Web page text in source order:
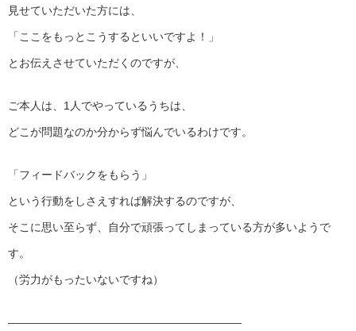
見せていただいた方には、
「ここをもっとこうするといいですよ！」
とお伝えさせていただくのですが、
ご本人は、1人でやっているうちは、
どこが問題なのか分からず悩んでいるわけです。
「フィードバックをもらう」
という行動をしさえすれば解決するのですが、
そこに思い至らず、 自分で頑張ってしまっている方が多いようで
す。
（労力がもったいないですね）
—————————————————————